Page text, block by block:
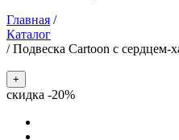
Главная /
Каталог
/Подвеска Cartoon c сердцем-
+
скидка -20%